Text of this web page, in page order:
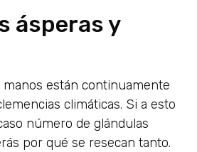
ásperas y
manos están continuamente
climáticas. Si a esto
número de glándulas
por qué se resecan tanto.